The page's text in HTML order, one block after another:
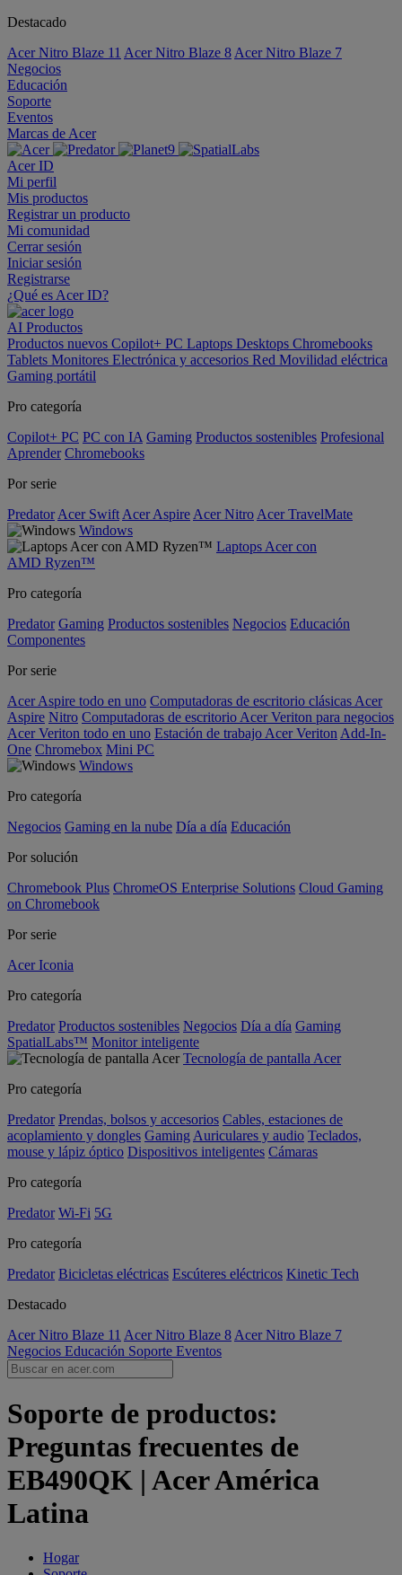
Destacado
Acer Nitro Blaze 11 Acer Nitro Blaze 8 Acer Nitro Blaze 7
Negocios
Educación
Soporte
Eventos
Marcas de Acer
Acer ID
Mi perfil
Mis productos
Registrar un producto
Mi comunidad
Cerrar sesión
Iniciar sesión
Registrarse
¿Qué es Acer ID?
AI Productos
Productos nuevos Copilot+ PC Laptops Desktops Chromebooks
Tablets Monitores Electrónica y accesorios Red Movilidad eléctrica
Gaming portátil
Pro categoría
Copilot+ PC PC con IA Gaming Productos sostenibles Profesional
Aprender Chromebooks
Por serie
Predator Acer Swift Acer Aspire Acer Nitro Acer TravelMate
Windows
Laptops Acer con
AMD Ryzen™
Pro categoría
Predator Gaming Productos sostenibles Negocios Educación
Componentes
Por serie
Acer Aspire todo en uno Computadoras de escritorio clásicas Acer
Aspire Nitro Computadoras de escritorio Acer Veriton para negocios
Acer Veriton todo en uno Estación de trabajo Acer Veriton Add-In-
One Chromebox Mini PC
Windows
Pro categoría
Negocios Gaming en la nube Día a día Educación
Por solución
Chromebook Plus ChromeOS Enterprise Solutions Cloud Gaming
on Chromebook
Por serie
Acer Iconia
Pro categoría
Predator Productos sostenibles Negocios Día a día Gaming
SpatialLabs™ Monitor inteligente
Tecnología de pantalla Acer
Pro categoría
Predator Prendas, bolsos y accesorios Cables, estaciones de
acoplamiento y dongles Gaming Auriculares y audio Teclados,
mouse y lápiz óptico Dispositivos inteligentes Cámaras
Pro categoría
Predator Wi-Fi 5G
Pro categoría
Predator Bicicletas eléctricas Escúteres eléctricos Kinetic Tech
Destacado
Acer Nitro Blaze 11 Acer Nitro Blaze 8 Acer Nitro Blaze 7
Negocios Educación Soporte Eventos
Soporte de productos:
Preguntas frecuentes de
EB490QK | Acer América
Latina
Hogar